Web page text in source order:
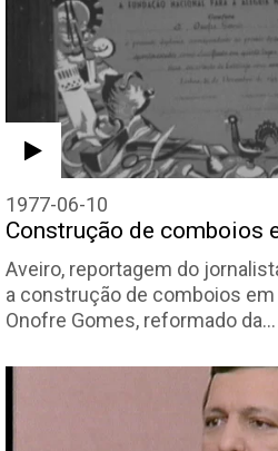
1977-06-10
Construção de comboios
Aveiro, reportagem do
a construção de comboios
Onofre Gomes, reformado da…